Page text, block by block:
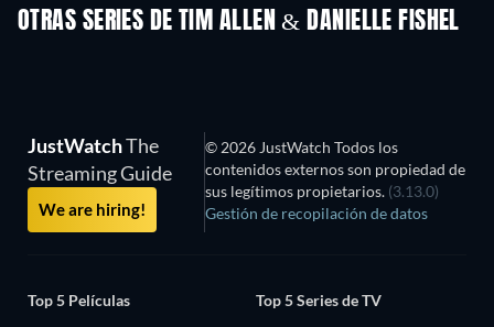
OTRAS SERIES DE TIM ALLEN & DANIELLE FISHEL
TV
JustWatchThe
Streaming Guide
We are hiring!
© 2026 JustWatch Todos los
contenidos externos son propiedad de
sus legítimos propietarios. (3.13.0)
Gestión de recopilación de datos
Top 5 Películas
Top 5 Series de TV